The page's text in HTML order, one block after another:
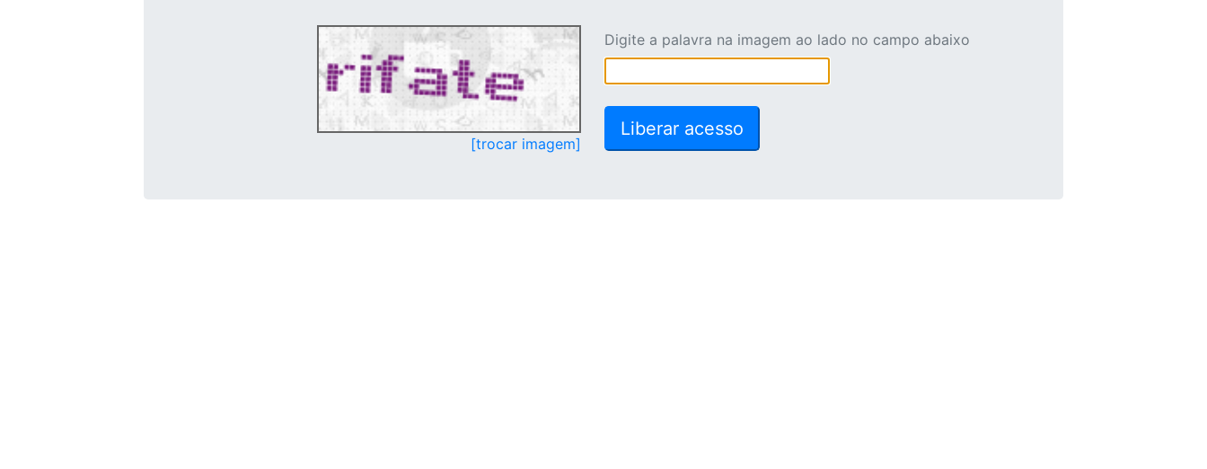
[trocar imagem]
Digite a palavra na imagem ao lado no campo abaixo